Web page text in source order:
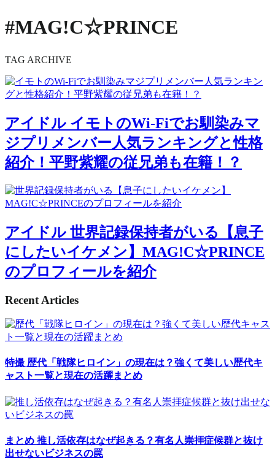
#MAG!C☆PRINCE
TAG ARCHIVE
アイドル イモトのWi-Fiでお馴染みマ
ジプリメンバー人気ランキングと性格
紹介！平野紫耀の従兄弟も在籍！？
アイドル 世界記録保持者がいる【息子
にしたいイケメン】MAG!C☆PRINCE
のプロフィールを紹介
Recent Articles
特撮 歴代「戦隊ヒロイン」の現在は？強くて美しい歴代キ
ャスト一覧と現在の活躍まとめ
まとめ 推し活依存はなぜ起きる？有名人崇拝症候群と抜け
出せないビジネスの罠